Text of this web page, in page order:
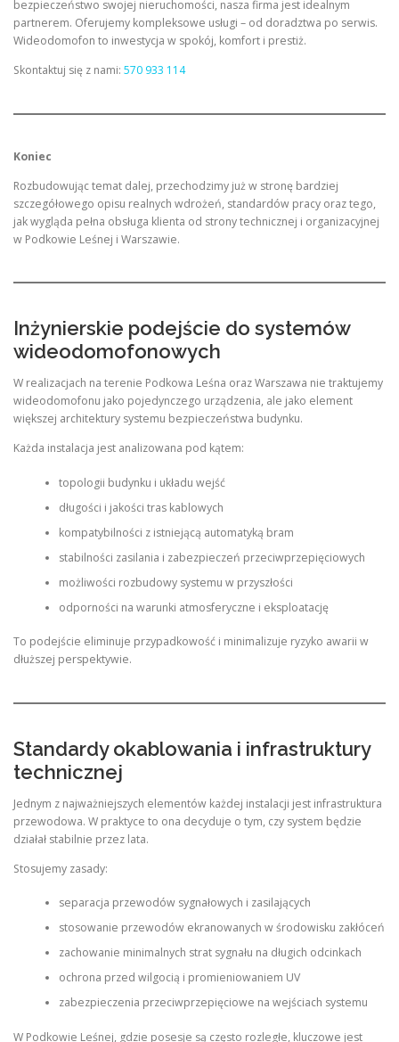
bezpieczeństwo swojej nieruchomości, nasza firma jest idealnym
partnerem. Oferujemy kompleksowe usługi – od doradztwa po serwis.
Wideodomofon to inwestycja w spokój, komfort i prestiż.
Skontaktuj się z nami: 570 933 114
Koniec
Rozbudowując temat dalej, przechodzimy już w stronę bardziej
szczegółowego opisu realnych wdrożeń, standardów pracy oraz tego,
jak wygląda pełna obsługa klienta od strony technicznej i organizacyjnej
w Podkowie Leśnej i Warszawie.
Inżynierskie podejście do systemów
wideodomofonowych
W realizacjach na terenie Podkowa Leśna oraz Warszawa nie traktujemy
wideodomofonu jako pojedynczego urządzenia, ale jako element
większej architektury systemu bezpieczeństwa budynku.
Każda instalacja jest analizowana pod kątem:
topologii budynku i układu wejść
długości i jakości tras kablowych
kompatybilności z istniejącą automatyką bram
stabilności zasilania i zabezpieczeń przeciwprzepięciowych
możliwości rozbudowy systemu w przyszłości
odporności na warunki atmosferyczne i eksploatację
To podejście eliminuje przypadkowość i minimalizuje ryzyko awarii w
dłuższej perspektywie.
Standardy okablowania i infrastruktury
technicznej
Jednym z najważniejszych elementów każdej instalacji jest infrastruktura
przewodowa. W praktyce to ona decyduje o tym, czy system będzie
działał stabilnie przez lata.
Stosujemy zasady:
separacja przewodów sygnałowych i zasilających
stosowanie przewodów ekranowanych w środowisku zakłóceń
zachowanie minimalnych strat sygnału na długich odcinkach
ochrona przed wilgocią i promieniowaniem UV
zabezpieczenia przeciwprzepięciowe na wejściach systemu
W Podkowie Leśnej, gdzie posesje są często rozległe, kluczowe jest